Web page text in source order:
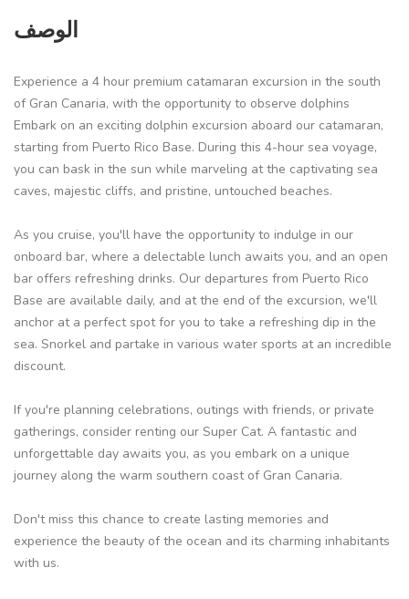
الوصف
Experience a 4 hour premium catamaran excursion in the south
of Gran Canaria, with the opportunity to observe dolphins
Embark on an exciting dolphin excursion aboard our catamaran,
starting from Puerto Rico Base. During this 4-hour sea voyage,
you can bask in the sun while marveling at the captivating sea
caves, majestic cliffs, and pristine, untouched beaches.
As you cruise, you'll have the opportunity to indulge in our
onboard bar, where a delectable lunch awaits you, and an open
bar offers refreshing drinks. Our departures from Puerto Rico
Base are available daily, and at the end of the excursion, we'll
anchor at a perfect spot for you to take a refreshing dip in the
sea. Snorkel and partake in various water sports at an incredible
discount.
If you're planning celebrations, outings with friends, or private
gatherings, consider renting our Super Cat. A fantastic and
unforgettable day awaits you, as you embark on a unique
journey along the warm southern coast of Gran Canaria.
Don't miss this chance to create lasting memories and
experience the beauty of the ocean and its charming inhabitants
with us.